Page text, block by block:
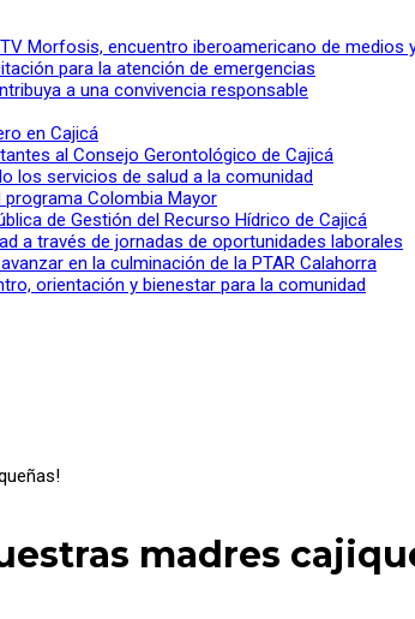
Morfosis, encuentro iberoamericano de medios
para la atención de emergencias
a una convivencia responsable
en Cajicá
al Consejo Gerontológico de Cajicá
los servicios de salud a la comunidad
Colombia Mayor
de Gestión del Recurso Hídrico de Cajicá
a través de jornadas de oportunidades laborales
en la culminación de la PTAR Calahorra
orientación y bienestar para la comunidad
madres